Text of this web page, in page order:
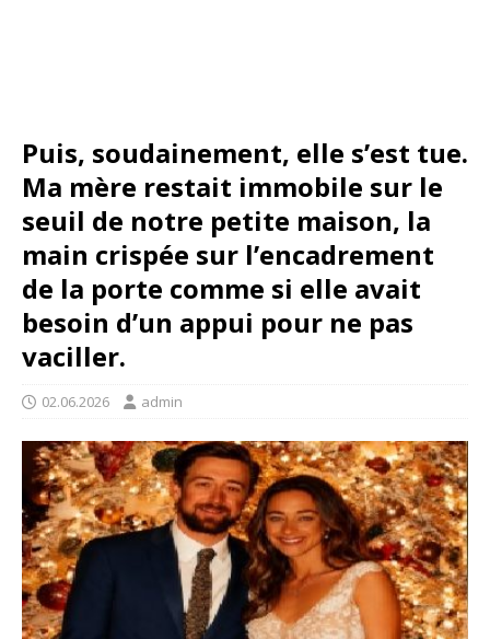
Puis, soudainement, elle s’est tue.
Ma mère restait immobile sur le
seuil de notre petite maison, la
main crispée sur l’encadrement
de la porte comme si elle avait
besoin d’un appui pour ne pas
vaciller.
02.06.2026 admin